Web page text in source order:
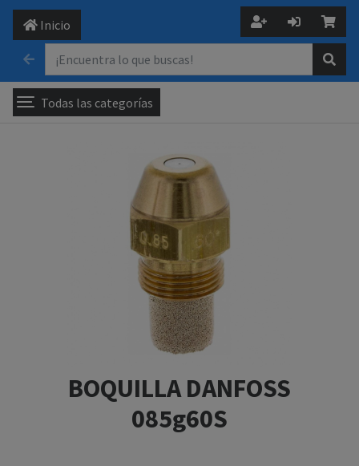
Inicio
Todas las categorías
BOQUILLA DANFOSS
085g60S